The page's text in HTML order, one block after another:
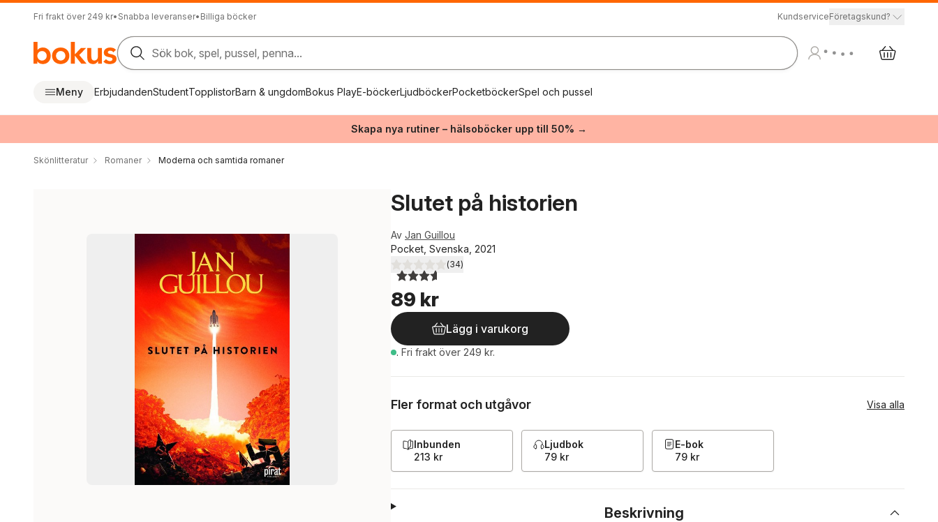
Fri frakt över 249 kr• Snabba leveranser• Billiga böcker KundserviceFöretagskund?
Sök bok, spel, pussel, penna...
Meny ErbjudandenStudentTopplistorBarn & ungdomBokus PlayE-böckerLjudböckerPocketböckerSpel och pussel
Skapa nya rutiner – hälsoböcker upp till 50% →
Skönlitteratur Romaner Moderna och samtida romaner
Slutet på historien
Av Jan Guillou
Pocket, Svenska, 2021
3,6utav 5 stjärnor. Totalt antal röster:
(34)
89 kr
Lägg i varukorg
. Fri frakt över 249 kr.
Fler format och utgåvor Visa alla
Inbunden
213 kr
Ljudbok
79 kr
E-bok
79 kr
Beskrivning